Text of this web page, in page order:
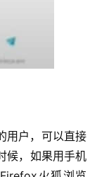
用户，可以直接
候，如果用手机